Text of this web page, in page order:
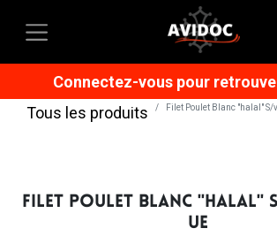
Connectez-vous pour
Tous les produits
Filet Poulet Blanc "halal" S/
FILET POULET BLANC "HALAL"
UE